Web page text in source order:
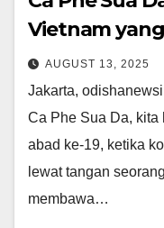
Vietnam
AUGUST 13, 2025
Jakarta,
Ca Phe Sua Da, kita
abad ke-19, ketika
lewat tangan
membawa…